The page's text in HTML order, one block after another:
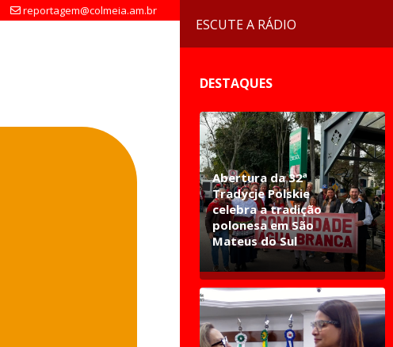
reportagem@colmeia.am.br
ESCUTE A RÁDIO
DESTAQUES
Abertura da 32ª
Tradycje Polskie
celebra a tradição
polonesa em São
Mateus do Sul